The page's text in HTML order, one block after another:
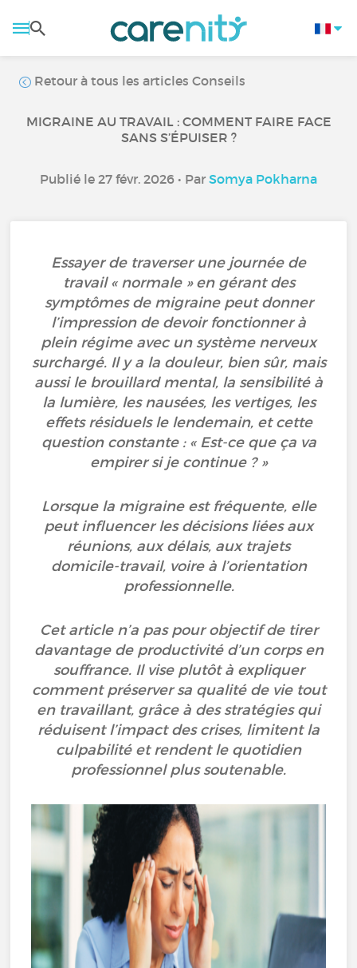
Retour à tous les articles Conseils
MIGRAINE AU TRAVAIL : COMMENT FAIRE FACE
SANS S’ÉPUISER ?
Publié le 27 févr. 2026 • Par Somya Pokharna
Essayer de traverser une journée de
travail « normale » en gérant des
symptômes de migraine peut donner
l’impression de devoir fonctionner à
plein régime avec un système nerveux
surchargé. Il y a la douleur, bien sûr, mais
aussi le brouillard mental, la sensibilité à
la lumière, les nausées, les vertiges, les
effets résiduels le lendemain, et cette
question constante : « Est-ce que ça va
empirer si je continue ? »
Lorsque la migraine est fréquente, elle
peut influencer les décisions liées aux
réunions, aux délais, aux trajets
domicile-travail, voire à l’orientation
professionnelle.
Cet article n’a pas pour objectif de tirer
davantage de productivité d’un corps en
souffrance. Il vise plutôt à expliquer
comment préserver sa qualité de vie tout
en travaillant, grâce à des stratégies qui
réduisent l’impact des crises, limitent la
culpabilité et rendent le quotidien
professionnel plus soutenable.